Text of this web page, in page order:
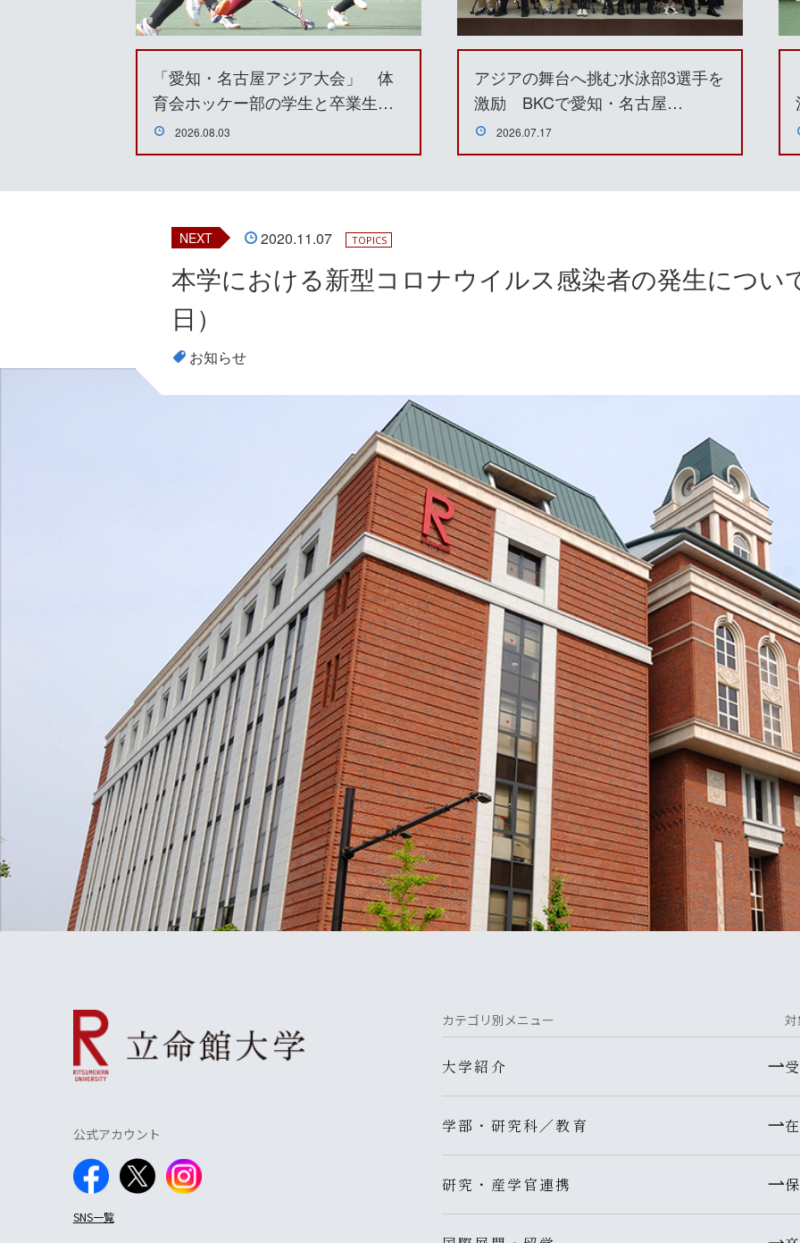
「愛知・名古屋アジア大会」 体
育会ホッケー部の学生と卒業生…
2026.08.03
アジアの舞台へ挑む水泳部3選手を
激励 BKCで愛知・名古屋…
2026.07.17
NEXT 2020.11.07 TOPICS
本学における新型コロナウイルス感染者の発生につい
日）
お知らせ
公式アカウント
SNS一覧
カテゴリ別メニュー
大学紹介
学部・研究科／教育
研究・産学官連携